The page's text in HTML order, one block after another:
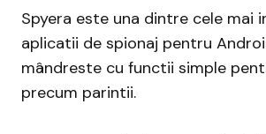
Spyera este una dintre cele mai
aplicatii de spionaj pentru
mândreste cu functii simple
precum parintii.